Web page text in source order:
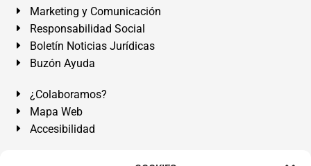
Marketing y Comunicación
Responsabilidad Social
Boletín Noticias Jurídicas
Buzón Ayuda
¿Colaboramos?
Mapa Web
Accesibilidad